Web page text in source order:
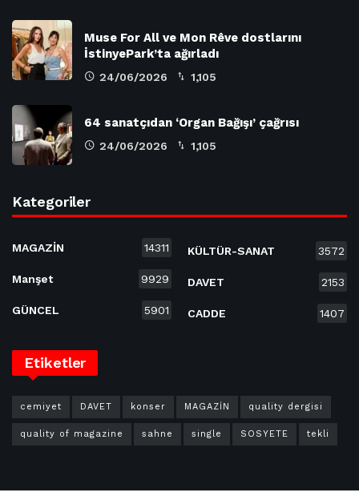
Muse For All ve Mon Rêve dostlarını
İstinyePark’ta ağırladı
24/06/2026 1,105
64 sanatçıdan ‘Organ Bağışı’ çağrısı
24/06/2026 1,105
Kategoriler
MAGAZİN 14311
Manşet 9929
GÜNCEL 5901
KÜLTÜR-SANAT 3572
DAVET 2153
CADDE 1407
Etiketler
cemiyet DAVET konser MAGAZİN quality dergisi
quality of magazine sahne single SOSYETE tekli